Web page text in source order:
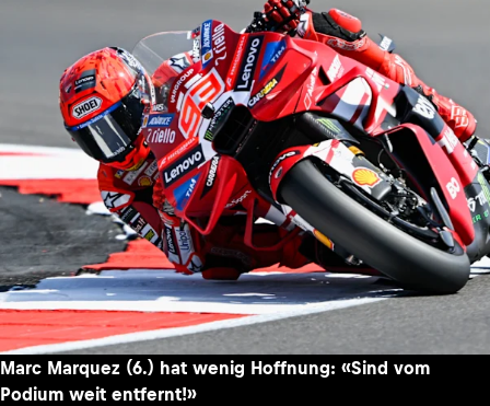
Marc Marquez (6.) hat wenig Hoffnung: «Sind vom
Podium weit entfernt!»